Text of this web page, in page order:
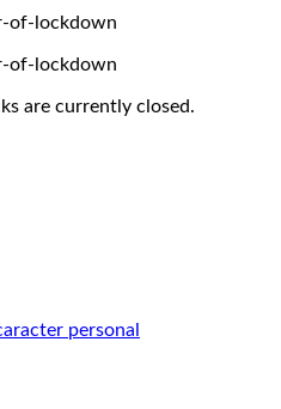
of-lockdown
of-lockdown
are currently closed.
personal